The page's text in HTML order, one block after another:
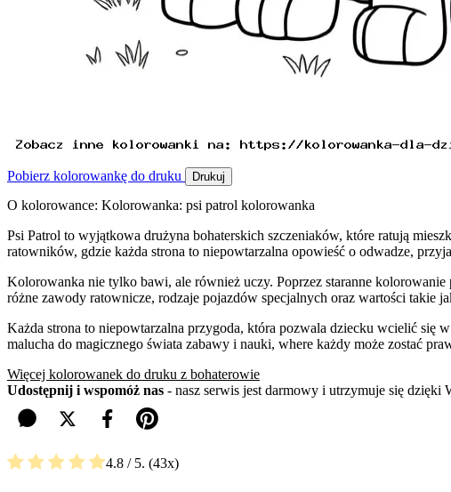
Pobierz kolorowankę do druku Drukuj
O kolorowance: Kolorowanka: psi patrol kolorowanka
Psi Patrol to wyjątkowa drużyna bohaterskich szczeniaków, które ratują
ratowników, gdzie każda strona to niepowtarzalna opowieść o odwadze,
Kolorowanka nie tylko bawi, ale również uczy. Poprzez staranne
różne zawody ratownicze, rodzaje pojazdów specjalnych oraz wartości takie
Każda strona to niepowtarzalna przygoda, która pozwala dziecku wcielić się
malucha do magicznego świata zabawy i nauki, where każdy może zostać
Więcej kolorowanek do druku z bohaterowie
Udostępnij i wspomóż nas - nasz serwis jest darmowy i utrzymuje się
4.8 / 5. 43